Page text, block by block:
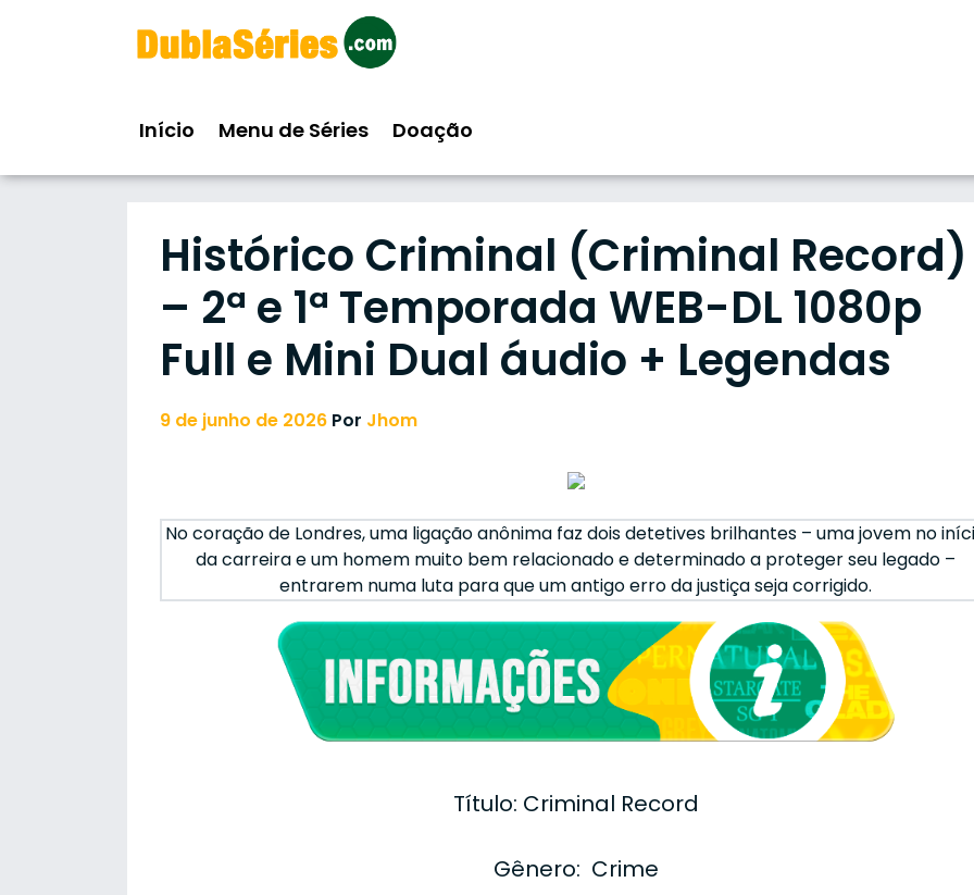
Início Menu de Séries Doação
Histórico Criminal (Criminal Record)
– 2ª e 1ª Temporada WEB-DL 1080p
Full e Mini Dual áudio + Legendas
9 de junho de 2026 Por Jhom
No coração de Londres, uma ligação anônima faz dois detetives brilhantes – uma jovem no
da carreira e um homem muito bem relacionado e determinado a proteger seu legado –
entrarem numa luta para que um antigo erro da justiça seja corrigido.
Título: Criminal Record
Gênero: Crime